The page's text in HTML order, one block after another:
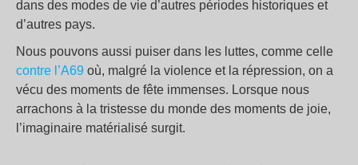
dans des modes de vie d’autres périodes historiques et
d’autres pays.
Nous pouvons aussi puiser dans les luttes, comme celle
contre l’A69 où, malgré la violence et la répression, on a
vécu des moments de fête immenses. Lorsque nous
arrachons à la tristesse du monde des moments de joie,
l’imaginaire matérialisé surgit.